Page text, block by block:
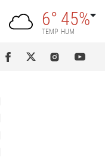
6°
TEMP
45%
HUM